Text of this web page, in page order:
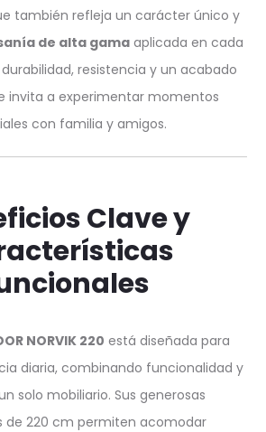
también refleja un carácter único y
de alta gamaaplicada en cada
resistencia y un acabado
invita a experimentar momentos
con familia y amigos.
Clave y
NORVIK 220 está diseñada para
diaria, combinando funcionalidad y
solo mobiliario. Sus generosas
de 220 cm permiten acomodar